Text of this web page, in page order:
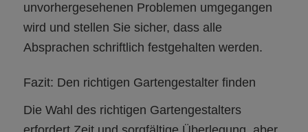
unvorhergesehenen Problemen umgegangen
wird und stellen Sie sicher, dass alle
Absprachen schriftlich festgehalten werden.
Fazit: Den richtigen Gartengestalter finden
Die Wahl des richtigen Gartengestalters